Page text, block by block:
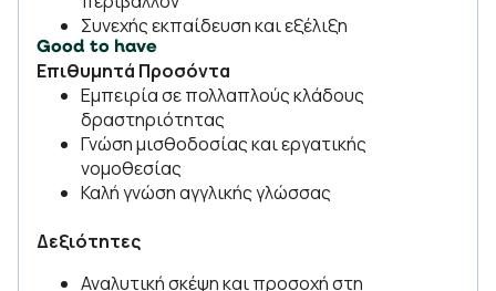
Συνεχής εκπαίδευση και εξέλιξη
Good to have
Επιθυμητά Προσόντα
Εμπειρία σε πολλαπλούς κλάδους
δραστηριότητας
Γνώση μισθοδοσίας και εργατικής
νομοθεσίας
Καλή γνώση αγγλικής γλώσσας
Δεξιότητες
Αναλυτική σκέψη και προσοχή στη